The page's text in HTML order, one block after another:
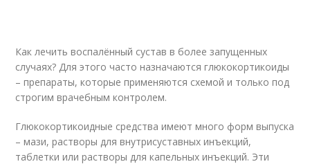
Как лечить воспалённый сустав в более запущенных
случаях? Для этого часто назначаются глюкокортикоиды
– препараты, которые применяются схемой и только под
строгим врачебным контролем.
Глюкокортикоидные средства имеют много форм выпуска
– мази, растворы для внутрисуставных инъекций,
таблетки или растворы для капельных инъекций. Эти